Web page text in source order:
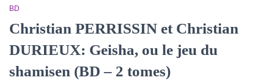
BD
Christian PERRISSIN et Christian
DURIEUX: Geisha, ou le jeu du
shamisen (BD – 2 tomes)